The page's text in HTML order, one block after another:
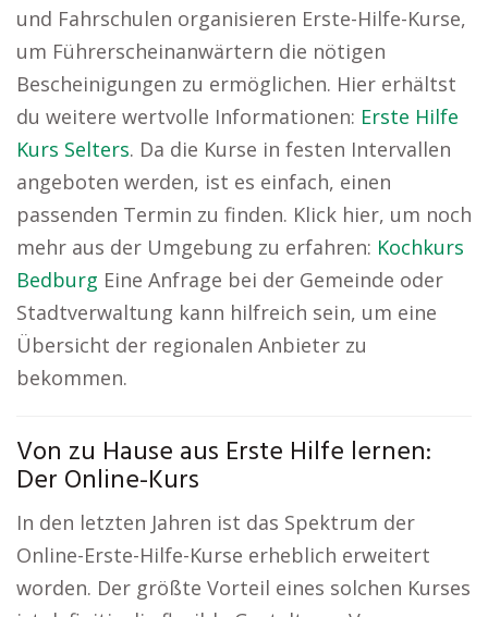
und Fahrschulen organisieren Erste-Hilfe-Kurse,
um Führerscheinanwärtern die nötigen
Bescheinigungen zu ermöglichen. Hier erhältst
du weitere wertvolle Informationen: Erste Hilfe
Kurs Selters. Da die Kurse in festen Intervallen
angeboten werden, ist es einfach, einen
passenden Termin zu finden. Klick hier, um noch
mehr aus der Umgebung zu erfahren: Kochkurs
Bedburg Eine Anfrage bei der Gemeinde oder
Stadtverwaltung kann hilfreich sein, um eine
Übersicht der regionalen Anbieter zu
bekommen.
Von zu Hause aus Erste Hilfe lernen:
Der Online-Kurs
In den letzten Jahren ist das Spektrum der
Online-Erste-Hilfe-Kurse erheblich erweitert
worden. Der größte Vorteil eines solchen Kurses